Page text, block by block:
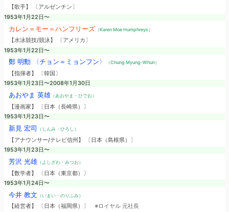
【歌手】 〔アルゼンチン〕
1953年1月22日〜
カレン＝モー＝ハンフリーズ （Karen Moe Humphreys）
【水泳競技/競泳】 〔アメリカ〕
1953年1月22日〜
鄭 明勳 〈チョン＝ミョンフン〉 （Chung Myung-Whun）
【指揮者】 〔韓国〕
1953年1月23日〜2008年1月30日
あおやま 英雄（あおやま・ひでお）
【漫画家】 〔日本（長崎県）〕
1953年1月23日〜
新見 宏司 （しんみ・ひろし）
【アナウンサー/テレビ信州】 〔日本（島根県）〕
1953年1月23日〜
芳沢 光雄（よしざわ・みつお）
【数学者】 〔日本（東京都）〕
1953年1月24日〜
今井 教文 （いまい・のりふみ）
【経営者】 〔日本（福岡県）〕 ※ロイヤル 元社長